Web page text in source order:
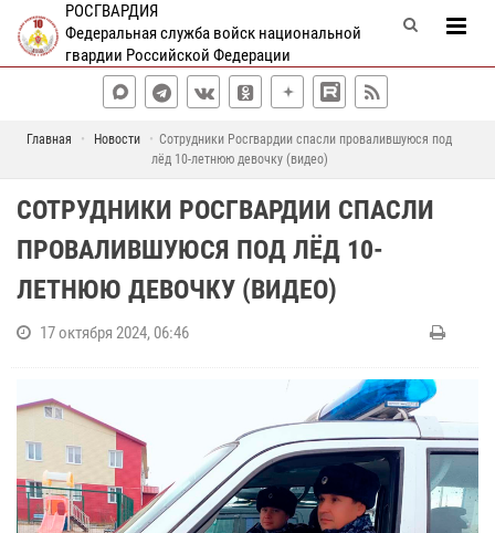
РОСГВАРДИЯ
Федеральная служба войск национальной
гвардии Российской Федерации
Главная Новости
Сотрудники Росгвардии спасли провалившуюся под
лёд 10-летнюю девочку (видео)
СОТРУДНИКИ РОСГВАРДИИ СПАСЛИ
ПРОВАЛИВШУЮСЯ ПОД ЛЁД 10-
ЛЕТНЮЮ ДЕВОЧКУ (ВИДЕО)
17 октября 2024, 06:46